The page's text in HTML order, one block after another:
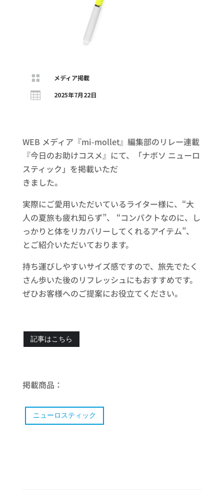
 メディア掲載
 2025年7月22日
WEB メディア『mi-mollet』編集部のリレー連載
『今日のお助けコスメ』にて、「ナボソ ニューロ
スティック」を掲載いただ
きました。
実際にご愛用いただいているライター様に、“大
人の夏旅も疲れ知らず”、 “コンパクトなのに、し
っかりと体をリカバリーしてくれるアイテム”、
とご紹介いただいております。
持ち運びしやすいサイズ感ですので、旅先でたく
さん歩いた後のリフレッシュにもおすすめです。
ぜひお客様へのご提案にお役立てください。
記事はこちら
掲載商品：
ニューロスティック​